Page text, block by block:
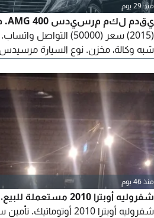
منذ 29 يوم
(2015) سعر (50000)
منذ 46 يوم
شفروليه أوبترا 2010
شفروليه أوبترا 2010